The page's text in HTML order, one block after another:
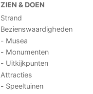
ZIEN & DOEN
Strand
Bezienswaardigheden
- Musea
- Monumenten
- Uitkijkpunten
Attracties
- Speeltuinen